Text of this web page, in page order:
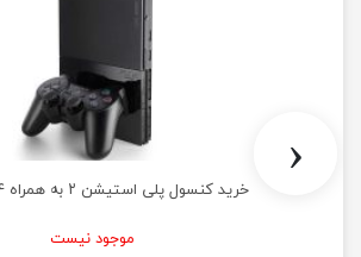
خرید کنسول پلی استیشن ۲ به همراه ۴ عدد بازی
موجود نیست
‹